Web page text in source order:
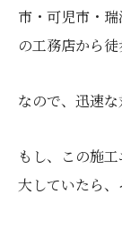
市・可児市・
の工務店から
なので、迅速な
もし、この施
大していたら、